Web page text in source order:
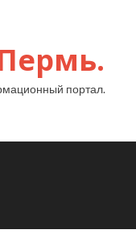
портал.